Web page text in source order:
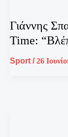
Γιάννης
Time:
Sport /26